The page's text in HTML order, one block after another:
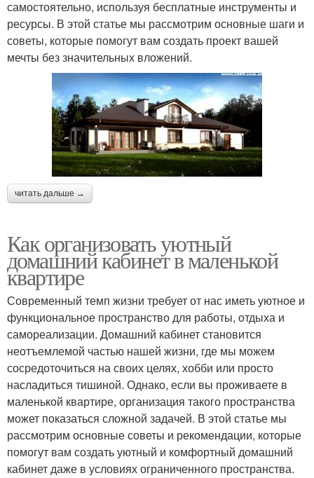
самостоятельно, используя бесплатные инструменты и
ресурсы. В этой статье мы рассмотрим основные шаги и
советы, которые помогут вам создать проект вашей
мечты без значительных вложений.
читать дальше →
Как организовать уютный
домашний кабинет в маленькой
квартире
Современный темп жизни требует от нас иметь уютное и
функциональное пространство для работы, отдыха и
самореализации. Домашний кабинет становится
неотъемлемой частью нашей жизни, где мы можем
сосредоточиться на своих целях, хобби или просто
насладиться тишиной. Однако, если вы проживаете в
маленькой квартире, организация такого пространства
может показаться сложной задачей. В этой статье мы
рассмотрим основные советы и рекомендации, которые
помогут вам создать уютный и комфортный домашний
кабинет даже в условиях ограниченного пространства.